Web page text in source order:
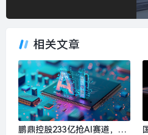
相关文章
鹏鼎控股233亿抢AI赛道，PC